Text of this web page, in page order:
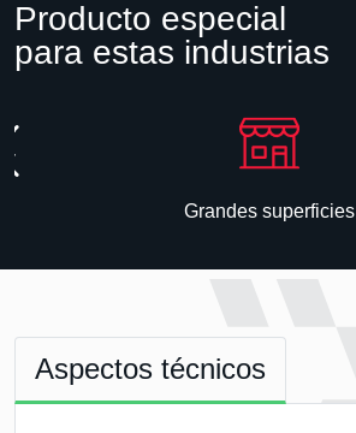
Producto especial
para estas industrias
Grandes superficies
Aspectos técnicos